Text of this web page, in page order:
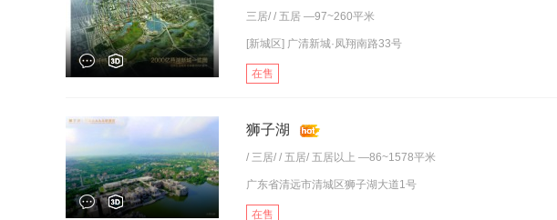
三居/ / 五居 —97~260平米
[新城区] 广清新城·凤翔南路33号
在售
狮子湖
/ 三居/ / 五居/ 五居以上 —86~1578平米
广东省清远市清城区狮子湖大道1号
在售